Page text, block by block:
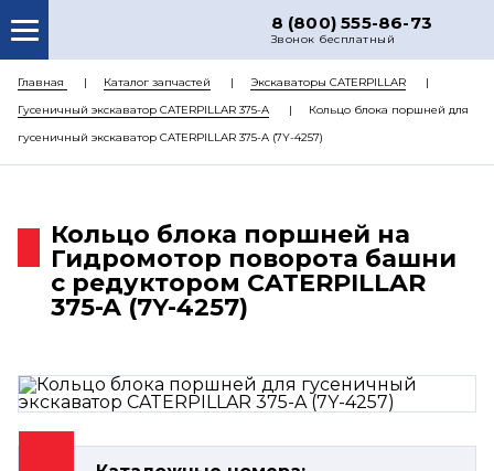
8 (800) 555-86-73
Звонок бесплатный
О НАС
КАТАЛОГ ЗАПЧАСТЕЙ
РЕМОНТ
ЦЕНЫ
КОНТАКТЫ
Главная Каталог запчастей
Экскаваторы CATERPILLAR
Гусеничный экскаватор CATERPILLAR 375-A
Кольцо блока поршней для
гусеничный экскаватор CATERPILLAR 375-A (7Y-4257)
Кольцо блока поршней на
Гидромотор поворота башни
с редуктором CATERPILLAR
375-A (7Y-4257)